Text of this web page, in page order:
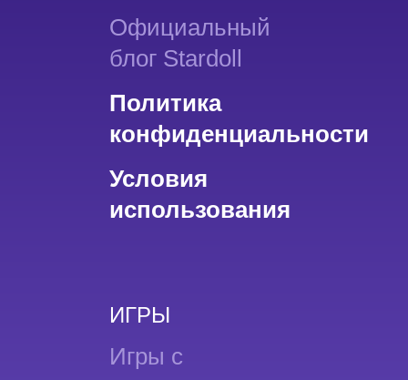
Официальный
блог Stardoll
Политика
конфиденциальности
Условия
использования
ИГРЫ
Игры с